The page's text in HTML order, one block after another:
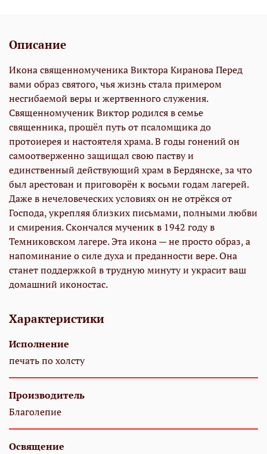
Описание
Икона священномученика Виктора Киранова Перед
вами образ святого, чья жизнь стала примером
несгибаемой веры и жертвенного служения.
Священномученик Виктор родился в семье
священника, прошёл путь от псаломщика до
протоиерея и настоятеля храма. В годы гонений он
самоотверженно защищал свою паству и
единственный действующий храм в Бердянске, за что
был арестован и приговорён к восьми годам лагерей.
Даже в нечеловеческих условиях он не отрёкся от
Господа, укрепляя близких письмами, полными любви
и смирения. Скончался мученик в 1942 году в
Темниковском лагере. Эта икона — не просто образ, а
напоминание о силе духа и преданности вере. Она
станет поддержкой в трудную минуту и украсит ваш
домашний иконостас.
Характеристики
Исполнение
печать по холсту
Производитель
Благолепие
Освящение